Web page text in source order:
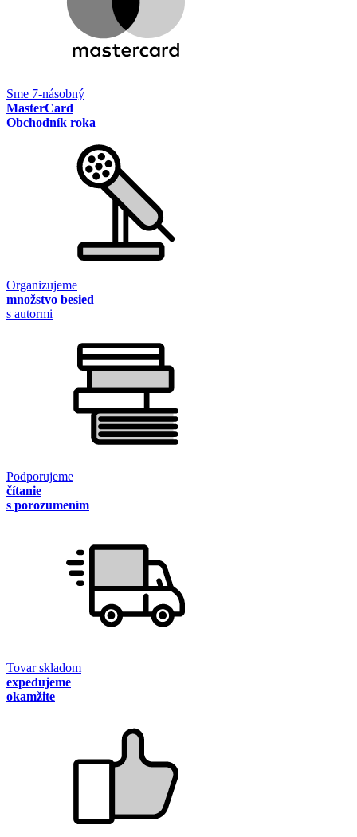
Sme 7-násobný
MasterCard
Obchodník roka
Organizujeme
množstvo besied
s autormi
Podporujeme
čítanie
s porozumením
Tovar skladom
expedujeme
okamžite